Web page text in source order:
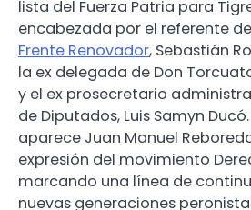
lista del Fuerza Patria para
encabezada por el referente
Frente Renovador, Sebastián
la ex delegada de Don
y el ex prosecretario
de Diputados, Luis Samyn
aparece Juan Manuel
expresión del movimiento
marcando una línea de
nuevas generaciones